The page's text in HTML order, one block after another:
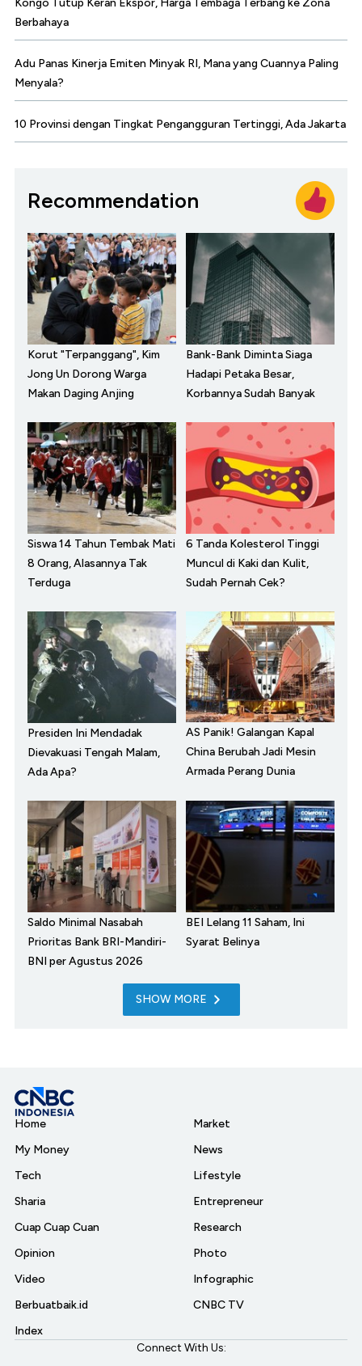
Kongo Tutup Keran Ekspor, Harga Tembaga Terbang ke Zona
Berbahaya
Adu Panas Kinerja Emiten Minyak RI, Mana yang Cuannya Paling
Menyala?
10 Provinsi dengan Tingkat Pengangguran Tertinggi, Ada Jakarta
Recommendation
Korut "Terpanggang", Kim
Jong Un Dorong Warga
Makan Daging Anjing
Bank-Bank Diminta Siaga
Hadapi Petaka Besar,
Korbannya Sudah Banyak
Siswa 14 Tahun Tembak Mati
8 Orang, Alasannya Tak
Terduga
6 Tanda Kolesterol Tinggi
Muncul di Kaki dan Kulit,
Sudah Pernah Cek?
Presiden Ini Mendadak
Dievakuasi Tengah Malam,
Ada Apa?
AS Panik! Galangan Kapal
China Berubah Jadi Mesin
Armada Perang Dunia
Saldo Minimal Nasabah
Prioritas Bank BRI-Mandiri-
BNI per Agustus 2026
BEI Lelang 11 Saham, Ini
Syarat Belinya
SHOW MORE
Home
My Money
Tech
Sharia
Cuap Cuap Cuan
Opinion
Video
Berbuatbaik.id
Index
Market
News
Lifestyle
Entrepreneur
Research
Photo
Infographic
CNBC TV
Connect With Us: